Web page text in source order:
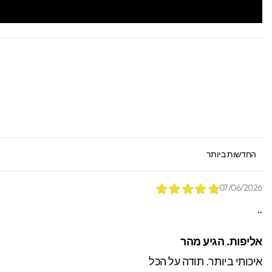
ניתן לאתר / לקבל הזמנות.
SORT BY
07/06/2026
..
אליפות. הגיע מהר
איכותי ביותר. תודה על הכל